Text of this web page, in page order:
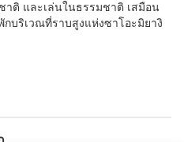
าติ และเล่นในธรรมชาติ เสมือน
บริเวณที่ราบสูงแห่งซาโอะมิยางิ